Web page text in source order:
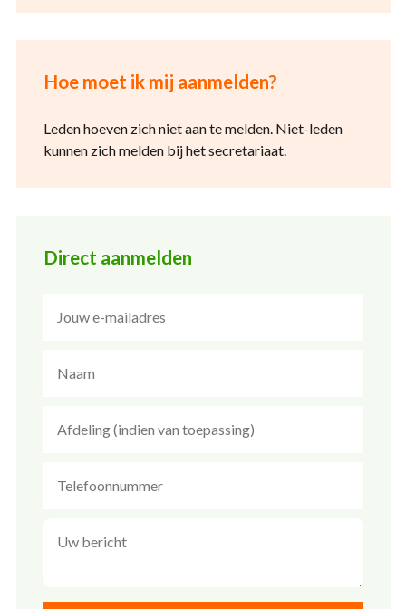
Hoe moet ik mij aanmelden?
Leden hoeven zich niet aan te melden. Niet-leden
kunnen zich melden bij het secretariaat.
Direct aanmelden